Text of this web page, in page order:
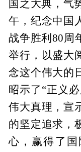
国之大典，气
午，纪念中国
战争胜利80周
举行，以盛大
念这个伟大的
昭示了“正义
伟大真理，宣
的坚定追求，
心，赢得了